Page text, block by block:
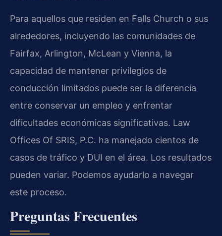
Para aquellos que residen en Falls Church o sus
alrededores, incluyendo las comunidades de
Fairfax, Arlington, McLean y Vienna, la
capacidad de mantener privilegios de
conducción limitados puede ser la diferencia
entre conservar un empleo y enfrentar
dificultades económicas significativas. Law
Offices Of SRIS, P.C. ha manejado cientos de
casos de tráfico y DUI en el área. Los resultados
pueden variar. Podemos ayudarlo a navegar
este proceso.
Preguntas Frecuentes